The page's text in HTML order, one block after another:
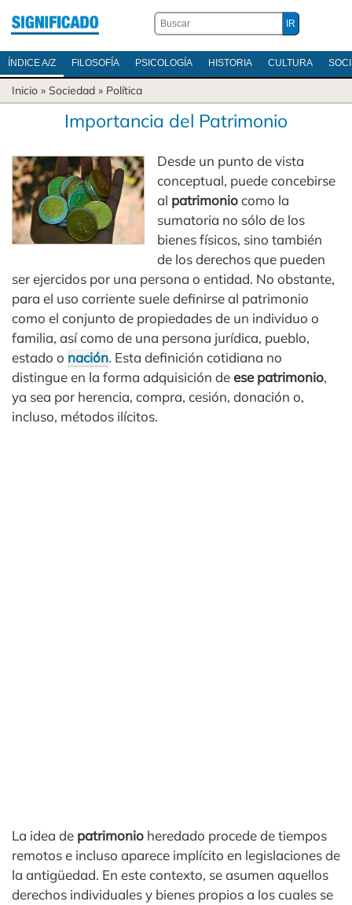
ÍNDICE A/Z FILOSOFÍA PSICOLOGÍA HISTORIA CULTURA
Inicio » Sociedad » Política
Importancia del Patrimonio
Desde un punto de vista
conceptual, puede concebirse
al patrimoniocomo la
sumatoria no sólo de los
bienes físicos, sino también
de los derechos que pueden
ser ejercidos por una persona o entidad. No obstante,
para el uso corriente suele definirse al patrimonio
como el conjunto de propiedades de un individuo o
familia, así como de una persona jurídica, pueblo,
estado o nación. Esta definición cotidiana no
distingue en la forma adquisición deese patrimonio,
ya sea por herencia, compra, cesión, donación o,
incluso, métodos ilícitos.
La idea de patrimonio heredado procede de tiempos
remotos e incluso aparece implícito en legislaciones de
la antigüedad. En este contexto, se asumen aquellos
derechos individuales y bienes propios a los cuales se